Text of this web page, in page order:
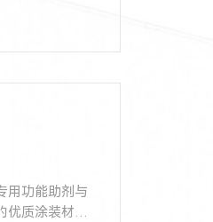
用功能助剂与
优质涂装材